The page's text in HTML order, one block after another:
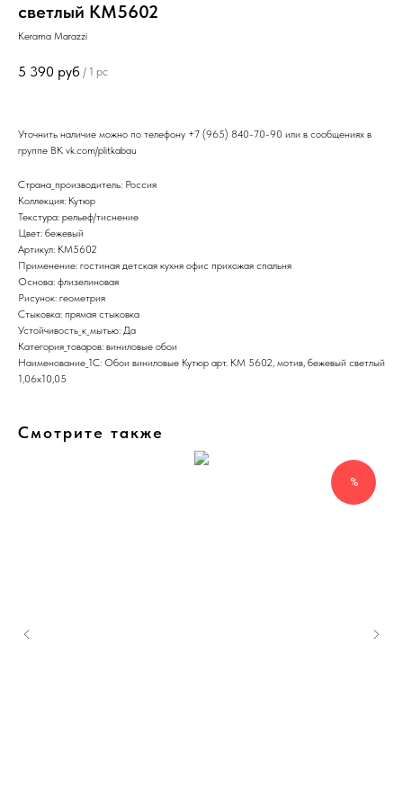
светлый KM5602
Kerama Marazzi
5 390 руб / 1 pc
Уточнить наличие можно по телефону +7 (965) 840-70-90 или в сообщениях в
группе ВК vk.com/plitkabau
Страна_производитель: Россия
Коллекция: Кутюр
Текстура: рельеф/тиснение
Цвет: бежевый
Артикул: КМ5602
Применение: гостиная детская кухня офис прихожая спальня
Основа: флизелиновая
Рисунок: геометрия
Стыковка: прямая стыковка
Устойчивость_к_мытью: Да
Категория_товаров: виниловые обои
Наименование_1С: Обои виниловые Кутюр арт. КМ 5602, мотив, бежевый светлый
1,06х10,05
Смотрите также
%